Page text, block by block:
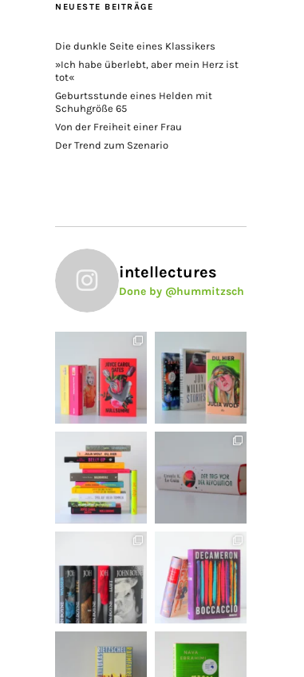
NEUESTE BEITRÄGE
Die dunkle Seite eines Klassikers
»Ich habe überlebt, aber mein Herz ist
tot«
Geburtsstunde eines Helden mit
Schuhgröße 65
Von der Freiheit einer Frau
Der Trend zum Szenario
intellectures
Done by @hummitzsch